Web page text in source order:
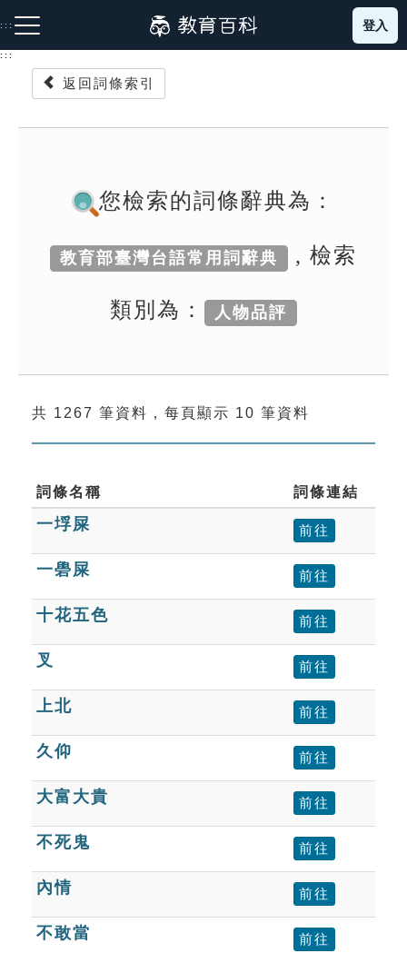
到
主
:::
成語故事
索引選單
單字索引
生命大百科索引
遊戲專區
教學應用
貓頭鷹博士
登入
:::
返回詞條索引
您檢索的詞條辭典為：
教育部臺灣台語常用詞辭典 , 檢索
類別為： 人物品評
共 1267 筆資料，每頁顯示 10 筆資料
詞條名稱 詞條連結
一垺屎 前往
一礐屎 前往
十花五色 前往
叉 前往
上北 前往
久仰 前往
大富大貴 前往
不死鬼 前往
內情 前往
不敢當 前往